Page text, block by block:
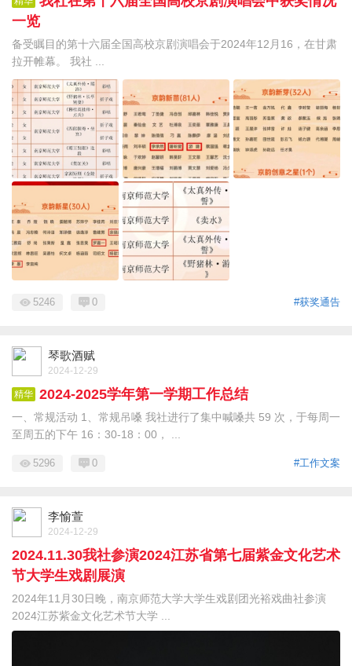
一览
备受瞩目的第十六届全国高校京剧演唱会于2024年12月16，在甘肃
拉开帷幕。 我社 ...
#获奖通告
5246 0
琴歌酒赋
2024-12-29
精华 2024-2025学年第一学期工作总结
一、常规活动 1、常规吊嗓 我社进行了集中喊嗓共 59 次，于每周一
至周五的下午 16：30-18：00， ...
#工作文案
5296 0
李愉萱
2024-12-29
2024.11.30我社参演2024江苏省第七届紫金文化艺术
节大学生戏剧展演
2024年11月30日晚，南京师范大学大学生戏剧团光裕戏曲社参演
2024江苏紫金文化艺术节大学 ...